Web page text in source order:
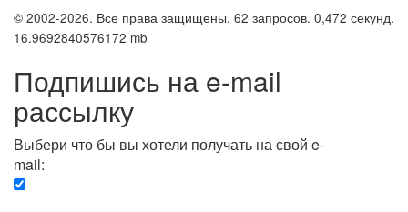
© 2002-2026. Все права защищены. 62 запросов. 0,472 секунд.
16.9692840576172 mb
Подпишись на e-mail
рассылку
Выбери что бы вы хотели получать на свой e-
mail: